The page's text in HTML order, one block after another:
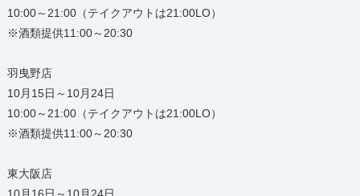
10:00～21:00（テイクアウトは21:00LO）
※酒類提供11:00～20:30
羽曳野店
10月15日～10月24日
10:00～21:00（テイクアウトは21:00LO）
※酒類提供11:00～20:30
東大阪店